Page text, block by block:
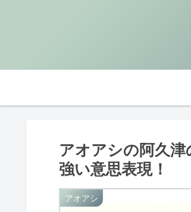
アオアシの阿久
強い意思表現！
アオアシ